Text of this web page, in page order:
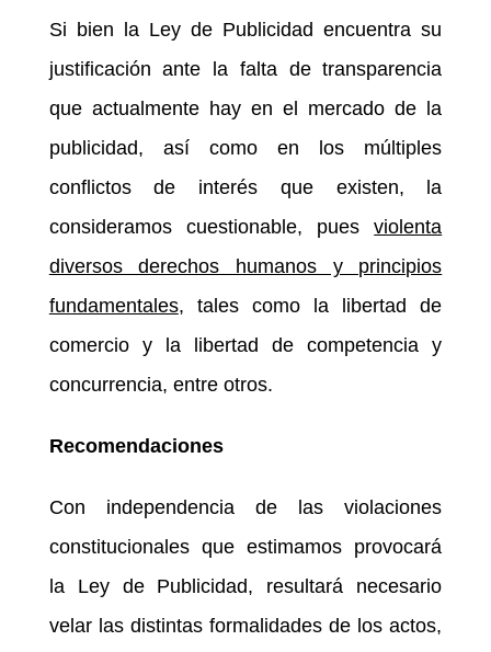
Si bien la Ley de Publicidad encuentra su
justificación ante la falta de transparencia
que actualmente hay en el mercado de la
publicidad, así como en los múltiples
conflictos de interés que existen, la
consideramos cuestionable, puesviolenta
diversos derechos humanos y principios
fundamentales, tales como la libertad de
comercio y la libertad de competencia y
concurrencia, entre otros.
Recomendaciones
Con independencia de las violaciones
constitucionales que estimamos provocará
la Ley de Publicidad, resultará necesario
velar las distintas formalidades de los actos,